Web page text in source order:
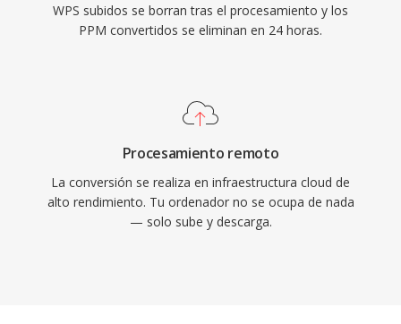
WPS subidos se borran tras el procesamiento y los
PPM convertidos se eliminan en 24 horas.
Procesamiento remoto
La conversión se realiza en infraestructura cloud de
alto rendimiento. Tu ordenador no se ocupa de nada
— solo sube y descarga.